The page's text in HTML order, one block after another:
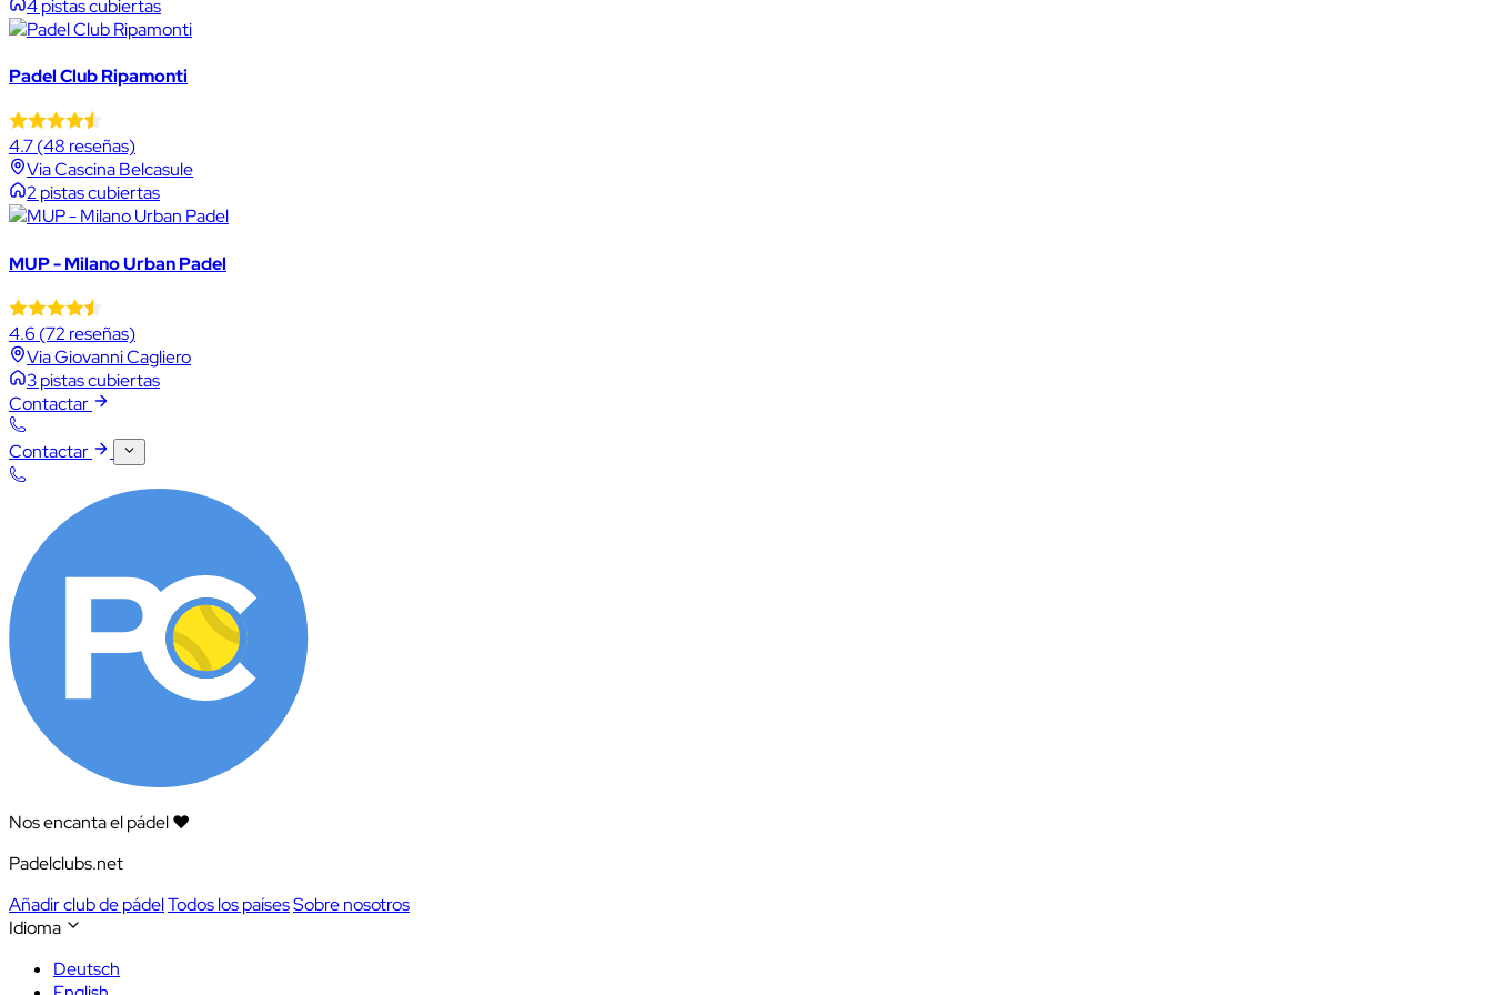
4 pistas cubiertas
Padel Club Ripamonti
4.7(48 reseñas)
Via Cascina Belcasule
2 pistas cubiertas
MUP - Milano Urban Padel
4.6 (72 reseñas)
Via Giovanni Cagliero
3 pistas cubiertas
Contactar
Contactar
Nos encanta el pádel ❤️
Padelclubs.net
Añadir club de pádelTodos los paísesSobre nosotros
Idioma
Deutsch